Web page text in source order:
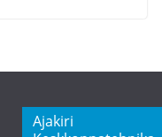
Ajakiri